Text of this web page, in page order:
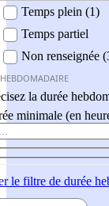
Temps plein (1)
Temps partiel
Non renseignée
la durée
minimale (en
le filtre de durée